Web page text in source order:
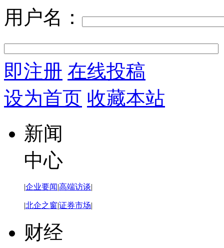
用户名：
即注册 在线投稿
设为首页 收藏本站
新闻
中心
|企业要闻|高端访谈|
|北企之窗|证券市场|
财经